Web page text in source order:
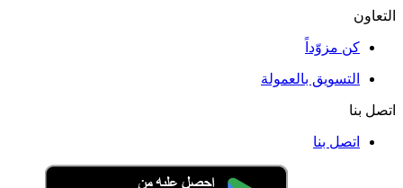
التعاون
كن مزوّداً
التسويق بالعمولة
اتصل بنا
اتصل بنا